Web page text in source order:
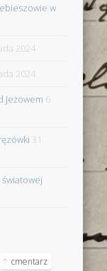
w
2024
2024
Jeżowem 6
31
cmentarz